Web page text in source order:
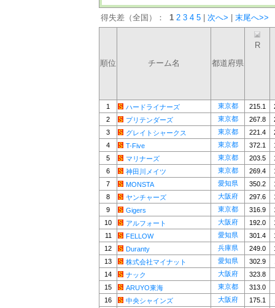
得失差（全国）： 1 2 3 4 5 次へ> 末尾へ>>
順位 チーム名 都道府県
R
1 ハードライナーズ 東京都 215.1
2
プリテンダーズ 東京都 267.8
3
グレイトシャークス 東京都 221.4
4
T-Five 東京都 372.1
5
マリナーズ 東京都 203.5
6
神田川メイツ 東京都 269.4
7
MONSTA 愛知県 350.2
8
ヤンチャーズ 大阪府 297.6
9
Gigers 東京都 316.9
10
アルフォート 大阪府 192.0
11
FELLOW 愛知県 301.4
12
Duranty 兵庫県 249.0
13
株式会社マイナット 愛知県 302.9
14
ナック 大阪府
323.8
15
ARUYO東海 東京都
313.0
16
中央シャインズ 大阪府 175.1